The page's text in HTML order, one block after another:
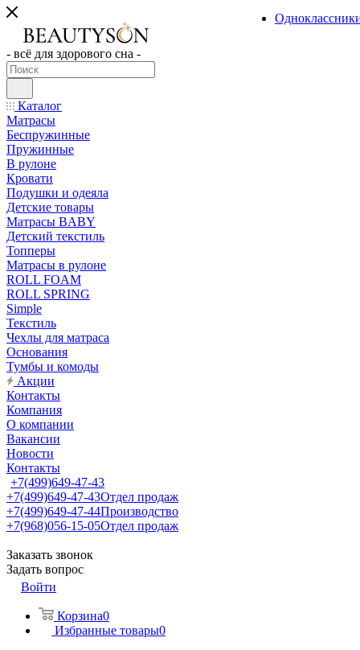
- всё для здорового сна -
Каталог
Матрасы
Беспружинные
Пружинные
В рулоне
Кровати
Подушки и одеяла
Детские товары
Матрасы BABY
Детский текстиль
Топперы
Матрасы в рулоне
ROLL FOAM
ROLL SPRING
Simple
Текстиль
Чехлы для матраса
Основания
Тумбы и комоды
Акции
Контакты
Компания
О компании
Вакансии
Новости
Контакты
+7(499)649-47-43
+7(499)649-47-43Отдел продаж
+7(499)649-47-44Производство
+7(968)056-15-05Отдел продаж
Заказать звонок
Задать вопрос
Войти
Корзина0
Избранные товары0